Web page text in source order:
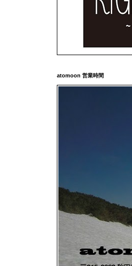
atomoon 営業時間